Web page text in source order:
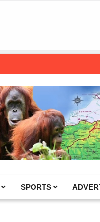
Gembel PPU dan IGTKI
SPORTS